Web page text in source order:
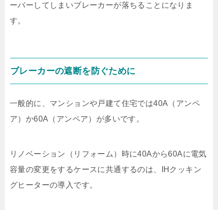
ーバーしてしまいブレーカーが落ちることになりま
す。
ブレーカーの遮断を防ぐために
一般的に、マンションや戸建て住宅では40A（アンペ
ア）か60A（アンペア）が多いです。
リノベーション（リフォーム）時に40Aから60Aに電気
容量の変更をするケースに共通するのは、IHクッキン
グヒーターの導入です。